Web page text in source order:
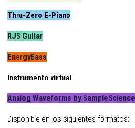
Thru-Zero E-Piano
RJS Guitar
EnergyBass
Instrumento virtual
Analog Waveforms by SampleScience
Disponible en los siguientes formatos: